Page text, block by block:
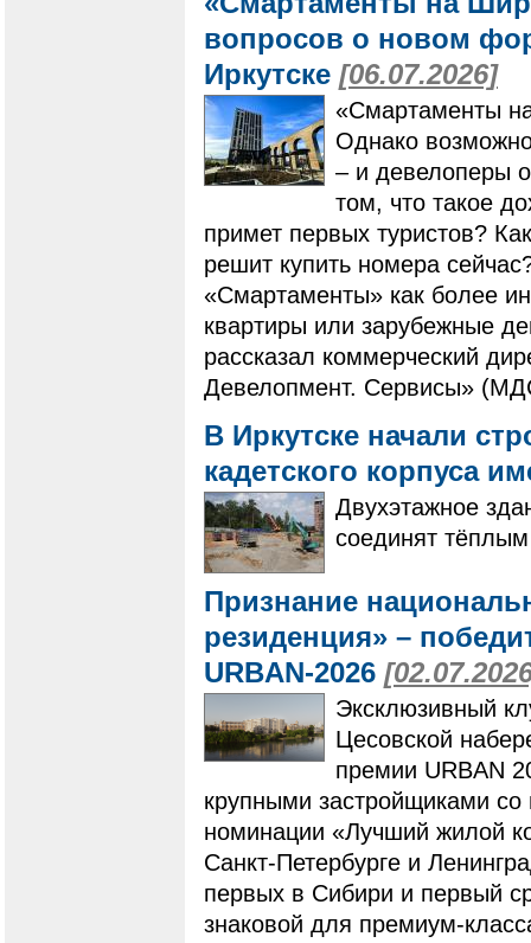
вопросов о новом
Иркутске [06.07.2026]
«Смартаменты
Однако
– и девелоперы
том, что такое
примет первых туристов?
решит купить номера
«Смартаменты» как более
квартиры или зарубежные
рассказал коммерческий
Девелопмент. Сервисы»
В Иркутске начали
кадетского корпуса
Двухэтажное
соединят
Признание
резиденция» –
URBAN-2026
Эксклюзивный
Цесовской
премии URBAN
крупными застройщиками
номинации «Лучший жилой
Санкт-Петербурге и
первых в Сибири и первый
знаковой для премиум-